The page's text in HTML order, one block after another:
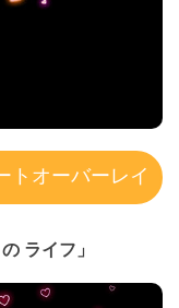
トオーバーレイ
ライフ」